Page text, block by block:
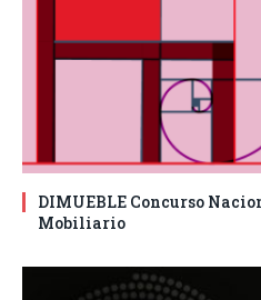
DIMUEBLE Concurso
Mobiliario